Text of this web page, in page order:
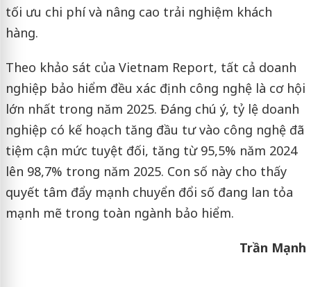
tối ưu chi phí và nâng cao trải nghiệm khách
hàng.
Theo khảo sát của Vietnam Report, tất cả doanh
nghiệp bảo hiểm đều xác định công nghệ là cơ hội
lớn nhất trong năm 2025. Đáng chú ý, tỷ lệ doanh
nghiệp có kế hoạch tăng đầu tư vào công nghệ đã
tiệm cận mức tuyệt đối, tăng từ 95,5% năm 2024
lên 98,7% trong năm 2025. Con số này cho thấy
quyết tâm đẩy mạnh chuyển đổi số đang lan tỏa
mạnh mẽ trong toàn ngành bảo hiểm.
Trần Mạnh